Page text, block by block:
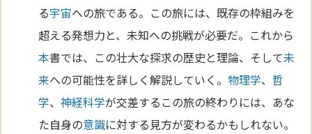
る宇宙への旅である。この旅には、既存の枠組みを
超える発想力と、未知への挑戦が必要だ。これから
本書では、この壮大な探求の歴史と理論、そして未
来への可能性を詳しく解説していく。 物理学、 哲
学、神経科学が交差するこの旅の終わりには、あな
た自身の意識に対する見方が変わるかもしれない。